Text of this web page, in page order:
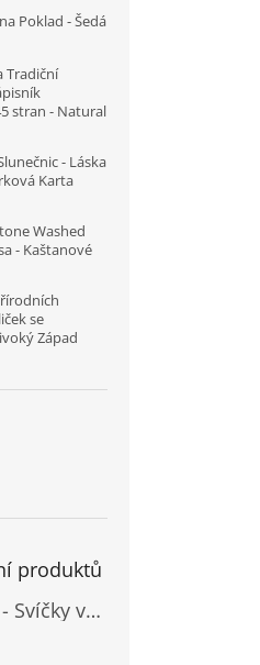
Poklad - Šedá
Tradiční
stran - Natural
- Láska
Karta
Washed
- Kaštanové
se
Západ
produktů
Jantarová mozaika - Svíčky ve skleněných dózách - Vysoké
z 5 hvězdiček.